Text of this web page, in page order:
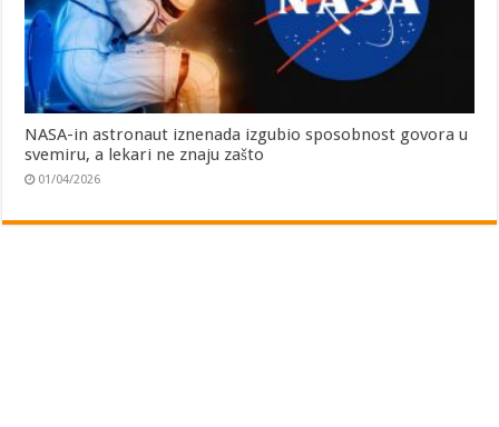
NASA-in astronaut iznenada izgubio sposobnost govora u
svemiru, a lekari ne znaju zašto
01/04/2026